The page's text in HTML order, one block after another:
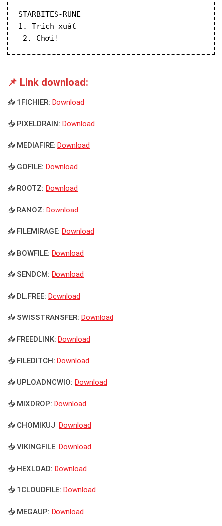
STARBITES-RUNE
1. Trích xuất
2. Chơi!
📌 Link download:
📥 1FICHIER: Download
📥 PIXELDRAIN: Download
📥 MEDIAFIRE: Download
📥 GOFILE: Download
📥 ROOTZ: Download
📥 RANOZ: Download
📥 FILEMIRAGE: Download
📥 BOWFILE: Download
📥 SENDCM: Download
📥 DL.FREE: Download
📥 SWISSTRANSFER: Download
📥 FREEDLINK: Download
📥 FILEDITCH: Download
📥 UPLOADNOWIO: Download
📥 MIXDROP: Download
📥 CHOMIKUJ: Download
📥 VIKINGFILE: Download
📥 HEXLOAD: Download
📥 1CLOUDFILE: Download
📥 MEGAUP: Download